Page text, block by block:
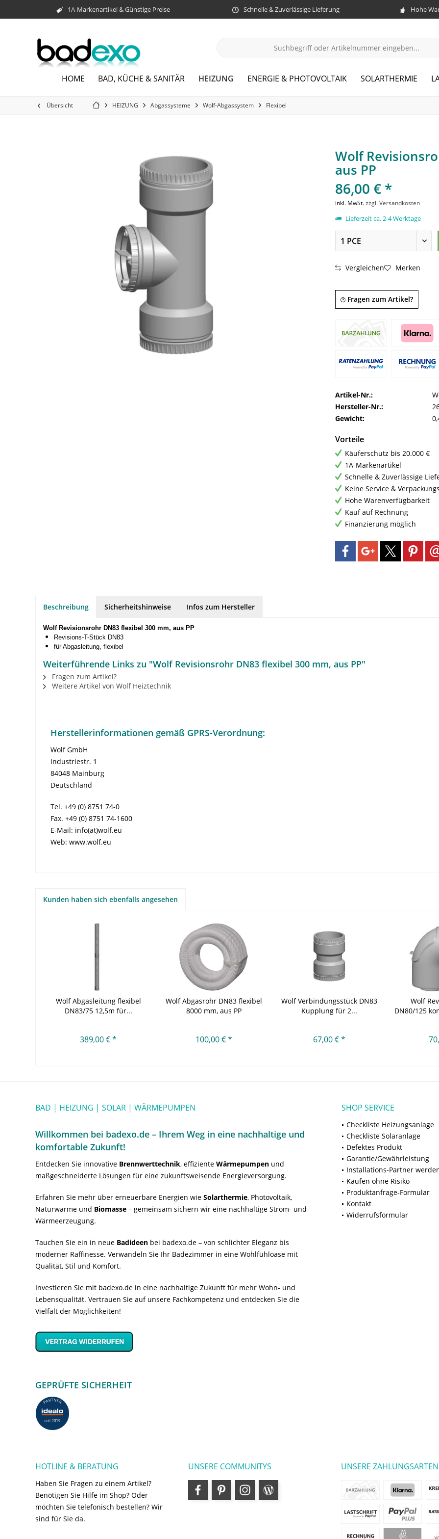
1A-Markenartikel & Günstige Preise Schnelle & Zuverlässige Lieferung Hohe
HOME BAD, KÜCHE & SANITÄR HEIZUNG ENERGIE & PHOTOVOLTAIK SOLARTHERMIE
Übersicht HEIZUNG Abgassysteme Wolf-Abgassystem Flexibel
Wolf
aus PP
86,00 € *
inkl. MwSt.zzgl. Versandkosten
Lieferzeit ca. 2-4 Werktage
Vergleichen Merken
Fragen zum Artikel?
Artikel-Nr.:
Hersteller-Nr.:
Gewicht:
Vorteile
Käuferschutz bis 20.000 €
1A-Markenartikel
Schnelle & Zuverlässige
Keine Service &
Hohe Warenverfügbarkeit
Kauf auf Rechnung
Finanzierung möglich
Beschreibung Sicherheitshinweise Infos zum Hersteller
Wolf Revisionsrohr DN83 flexibel 300 mm, aus PP
Revisions-T-Stück DN83
für Abgasleitung, flexibel
Weiterführende Links zu "Wolf Revisionsrohr DN83 flexibel 300 mm, aus PP"
Fragen zum Artikel?
Weitere Artikel von Wolf Heiztechnik
Herstellerinformationen gemäß GPRS-Verordnung:
Wolf GmbH
Industriestr. 1
84048 Mainburg
Deutschland
Tel. +49 (0) 8751 74-0
Fax. +49 (0) 8751 74-1600
E-Mail: info(at)wolf.eu
Web: www.wolf.eu
Kunden haben sich ebenfalls angesehen
Wolf Abgasleitung flexibel
DN83/75 12,5m für...
389,00 € *
Wolf Abgasrohr DN83 flexibel
8000 mm, aus PP
100,00 € *
Wolf Verbindungsstück DN83
Kupplung für 2...
67,00 € *
Wolf
DN80/125
BAD | HEIZUNG | SOLAR | WÄRMEPUMPEN
Willkommen bei badexo.de – Ihrem Weg in eine nachhaltige und
komfortable Zukunft!
Entdecken Sie innovative Brennwerttechnik, effiziente Wärmepumpen und
maßgeschneiderte Lösungen für eine zukunftsweisende Energieversorgung.
Erfahren Sie mehr über erneuerbare Energien wie Solarthermie, Photovoltaik,
Naturwärme und Biomasse – gemeinsam sichern wir eine nachhaltige Strom- und
Wärmeerzeugung.
Tauchen Sie ein in neue Badideen bei badexo.de – von schlichter Eleganz bis
moderner Raffinesse. Verwandeln Sie Ihr Badezimmer in eine Wohlfühloase mit
Qualität, Stil und Komfort.
Investieren Sie mit badexo.de in eine nachhaltige Zukunft für mehr Wohn- und
Lebensqualität. Vertrauen Sie auf unsere Fachkompetenz und entdecken Sie die
Vielfalt der Möglichkeiten!
GEPRÜFTE SICHERHEIT
SHOP SERVICE
Checkliste Heizungsanlage
Checkliste Solaranlage
Defektes Produkt
Garantie/Gewährleistung
Installations-Partner
Kaufen ohne Risiko
Produktanfrage-Formular
Kontakt
Widerrufsformular
HOTLINE & BERATUNG
Haben Sie Fragen zu einem Artikel?
Benötigen Sie Hilfe im Shop? Oder
möchten Sie telefonisch bestellen? Wir
sind für Sie da.
UNSERE COMMUNITYS UNSERE ZAHLUNGSARTEN